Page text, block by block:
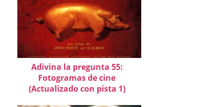
Adivina la pregunta 55:
Fotogramas de cine
(Actualizado con pista 1)